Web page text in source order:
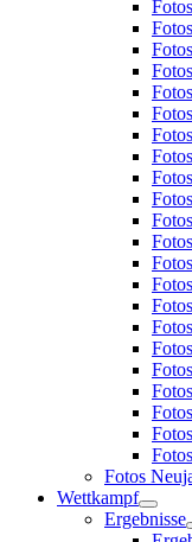
Fotos
Wettkampf
Ergebnisse